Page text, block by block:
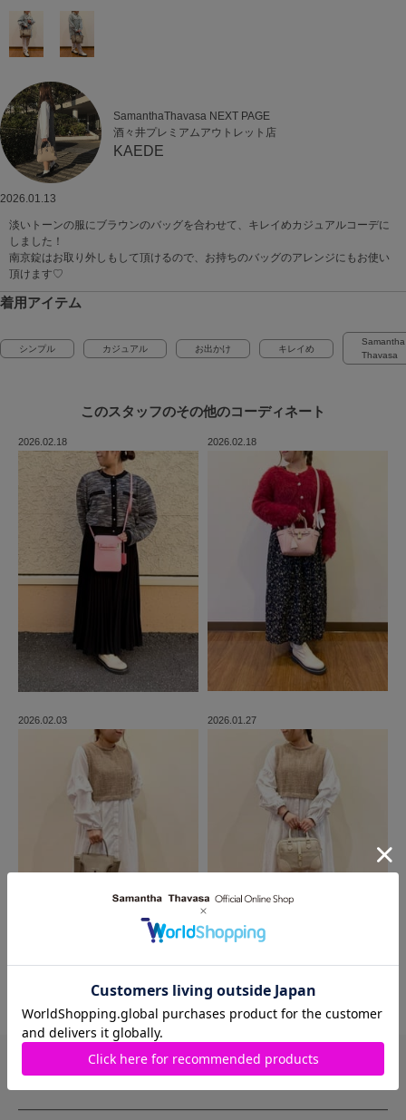
SamanthaThavasa NEXT PAGE
酒々井プレミアムアウトレット店
KAEDE
2026.01.13
淡いトーンの服にブラウンのバッグを合わせて、キレイめカジュアルコーデに
しました！
南京錠はお取り外しもして頂けるので、お持ちのバッグのアレンジにもお使い
頂けます♡
着用アイテム
シンプル カジュアル お出かけ キレイめ
Samantha
Thavasa
このスタッフのその他のコーディネート
2026.02.18 2026.02.18
2026.02.03 2026.01.27
MORE
バッグや財布などを豊富に展開する